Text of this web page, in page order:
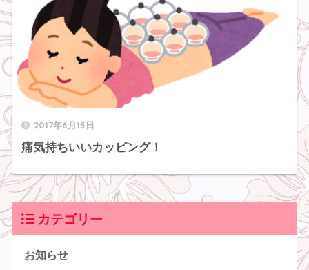
2017年6月15日
痛気持ちいいカッピング！
カテゴリー
お知らせ